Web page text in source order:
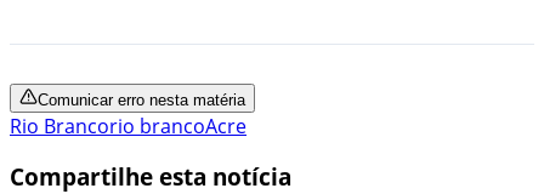
Comunicar erro nesta matéria
Rio Brancorio brancoAcre
Compartilhe esta notícia